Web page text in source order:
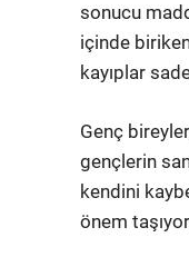
sonucu
içinde
kayıplar
Genç
gençlerin
kendini
önem